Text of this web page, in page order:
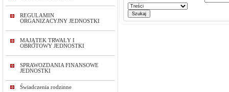
REGULAMIN
ORGANIZACYJNY JEDNOSTKI
MAJĄTEK TRWAŁY I
OBROTOWY JEDNOSTKI
SPRAWOZDANIA FINANSOWE
JEDNOSTKI
Świadczenia rodzinne